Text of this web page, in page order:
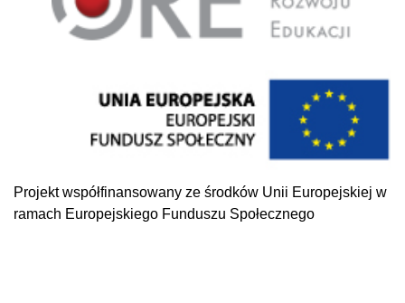
Projekt współfinansowany ze środków Unii Europejskiej w
ramach Europejskiego Funduszu Społecznego